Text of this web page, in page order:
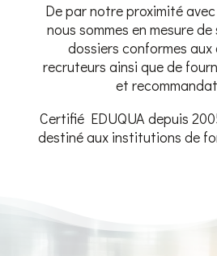
De par notre proximité
nous sommes en mesure
dossiers conformes
recruteurs ainsi que de
et
Certifié EDUQUA depuis
destiné aux institutions de